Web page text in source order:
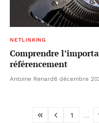
NETLINKING
Comprendre
référencement
Antoine Renard6 décembre
1 ...